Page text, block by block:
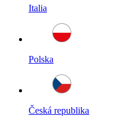
Italia
Polska
Česká republika